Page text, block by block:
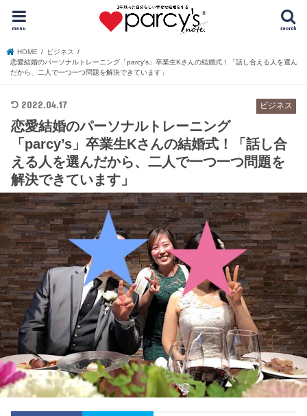
search
menu
HOME
ビジネス
恋愛結婚のパーソナルトレーニング「parcy's」卒業生Kさんの結婚式！「話し合える人を選ん
だから、二人で一つ一つ問題を解決できています」
ビジネス
2022.04.17
恋愛結婚のパーソナルトレーニング
「parcy’s」卒業生Kさんの結婚式！「話し合
える人を選んだから、二人で一つ一つ問題を
解決できています」